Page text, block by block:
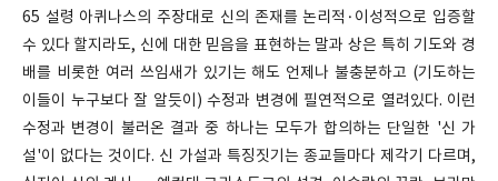
65 설령 아퀴나스의 주장대로 신의 존재를 논리적·이성적으로 입증할
수 있다 할지라도, 신에 대한 믿음을 표현하는 말과 상은 특히 기도와 경
배를 비롯한 여러 쓰임새가 있기는 해도 언제나 불충분하고 (기도하는
이들이 누구보다 잘 알듯이) 수정과 변경에 필연적으로 열려있다. 이런
수정과 변경이 불러온 결과 중 하나는 모두가 합의하는 단일한 '신 가
설'이 없다는 것이다. 신 가설과 특징짓기는 종교들마다 제각기 다르며,